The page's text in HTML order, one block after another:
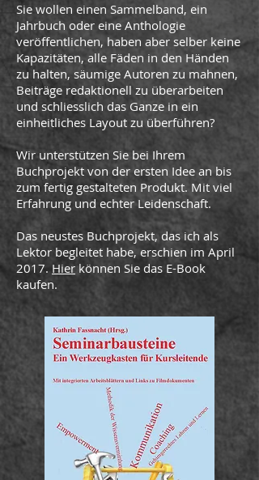
Sie wollen einen Sammelband, ein
Jahrbuch oder eine Anthologie
veröffentlichen, haben aber selber keine
Kapazitäten, alle Fäden in den Händen
zu halten, säumige Autoren zu mahnen,
Beiträge redaktionell zu überarbeiten
und schliesslich das Ganze in ein
einheitliches Layout zu überführen?
Wir unterstützen Sie bei Ihrem
Buchprojekt von der ersten Idee an bis
zum fertig gestalteten Produkt. Mit viel
Erfahrung und echter Leidenschaft.
Das neustes Buchprojekt, das ich als
Lektor begleitet habe, erschien im April
2017. Hier können Sie das E-Book
kaufen.